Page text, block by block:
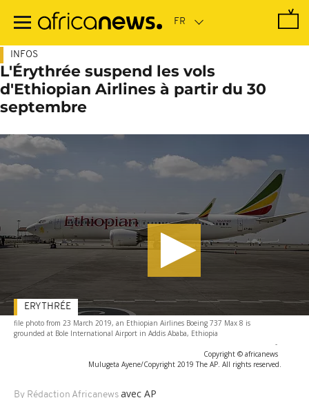
contenu
INFOS
L'Érythrée suspend les vols
d'Ethiopian Airlines à partir du 30
septembre
file photo from 23 March 2019, an Ethiopian Airlines Boeing 737 Max 8 is
grounded at Bole International Airport in Addis Ababa, Ethiopia
-
Copyright © africanews
Mulugeta Ayene/Copyright 2019 The AP. All rights reserved.
By Rédaction Africanews avec AP
ERYTHRÉE